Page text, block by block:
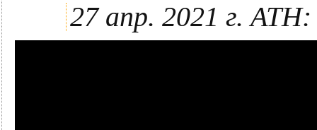
27 апр. 2021 г.